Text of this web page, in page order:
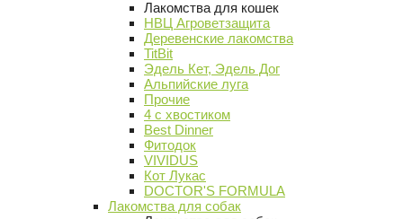
Лакомства для кошек
НВЦ Агроветзащита
Деревенские лакомства
TitBit
Эдель Кет, Эдель Дог
Альпийские луга
Прочие
4 с хвостиком
Best Dinner
Фитодок
VIVIDUS
Кот Лукас
DOCTOR'S FORMULA
Лакомства для собак